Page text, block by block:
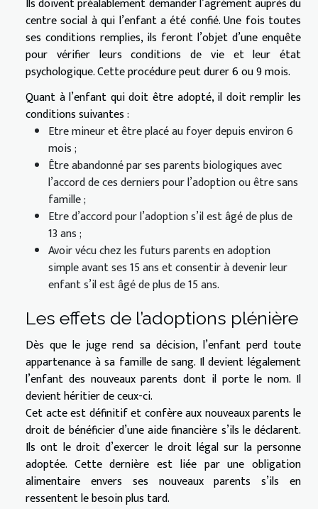
centre social à qui l’enfant a été confié. Une fois toutes
ses conditions remplies, ils feront l’objet d’une enquête
pour vérifier leurs conditions de vie et leur état
psychologique. Cette procédure peut durer 6 ou 9 mois.
Quant à l’enfant qui doit être adopté, il doit remplir les
conditions suivantes :
Etre mineur et être placé au foyer depuis environ 6
mois ;
Être abandonné par ses parents biologiques avec
l’accord de ces derniers pour l’adoption ou être sans
famille ;
Etre d’accord pour l’adoption s’il est âgé de plus de
13 ans ;
Avoir vécu chez les futurs parents en adoption
simple avant ses 15 ans et consentir à devenir leur
enfant s’il est âgé de plus de 15 ans.
Les effets de l’adoptions plénière
Dès que le juge rend sa décision, l’enfant perd toute
appartenance à sa famille de sang. Il devient légalement
l’enfant des nouveaux parents dont il porte le nom. Il
devient héritier de ceux-ci.
Cet acte est définitif et confère aux nouveaux parents le
droit de bénéficier d’une aide financière s’ils le déclarent.
Ils ont le droit d’exercer le droit légal sur la personne
adoptée. Cette dernière est liée par une obligation
alimentaire envers ses nouveaux parents s’ils en
ressentent le besoin plus tard.